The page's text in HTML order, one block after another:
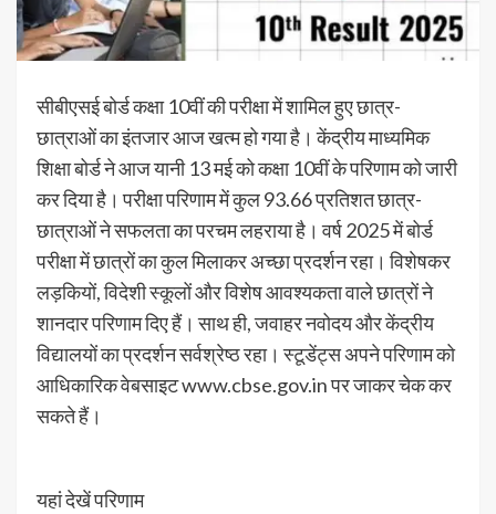
सीबीएसई बोर्ड कक्षा 10वीं की परीक्षा में शामिल हुए छात्र-
छात्राओं का इंतजार आज खत्म हो गया है। केंद्रीय माध्यमिक
शिक्षा बोर्ड ने आज यानी 13 मई को कक्षा 10वीं के परिणाम को जारी
कर दिया है। परीक्षा परिणाम में कुल 93.66 प्रतिशत छात्र-
छात्राओं ने सफलता का परचम लहराया है। वर्ष 2025 में बोर्ड
परीक्षा में छात्रों का कुल मिलाकर अच्छा प्रदर्शन रहा। विशेषकर
लड़कियों, विदेशी स्कूलों और विशेष आवश्यकता वाले छात्रों ने
शानदार परिणाम दिए हैं। साथ ही, जवाहर नवोदय और केंद्रीय
विद्यालयों का प्रदर्शन सर्वश्रेष्ठ रहा। स्टूडेंट्स अपने परिणाम को
आधिकारिक वेबसाइट www.cbse.gov.in पर जाकर चेक कर
सकते हैं।
यहां देखें परिणाम